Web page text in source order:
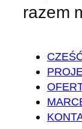
razem